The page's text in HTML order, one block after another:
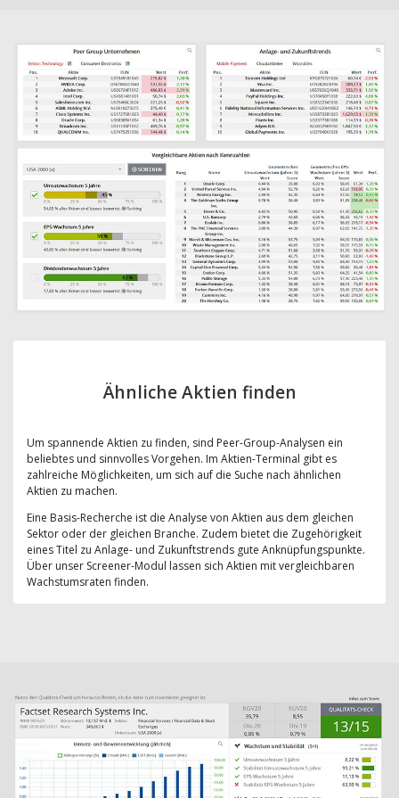
Ähnliche Aktien finden
Um spannende Aktien zu finden, sind Peer-Group-Analysen ein
beliebtes und sinnvolles Vorgehen. Im Aktien-Terminal gibt es
zahlreiche Möglichkeiten, um sich auf die Suche nach ähnlichen
Aktien zu machen.
Eine Basis-Recherche ist die Analyse von Aktien aus dem gleichen
Sektor oder der gleichen Branche. Zudem bietet die Zugehörigkeit
eines Titel zu Anlage- und Zukunftstrends gute Anknüpfungspunkte.
Über unser Screener-Modul lassen sich Aktien mit vergleichbaren
Wachstumsraten finden.